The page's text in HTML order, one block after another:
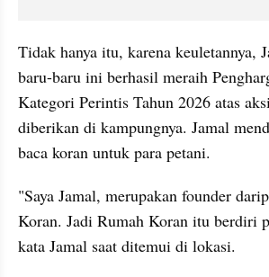
Tidak hanya itu, karena keuletannya,
baru-baru ini berhasil meraih
Kategori Perintis Tahun 2026 atas
diberikan di kampungnya. Jamal
baca koran untuk para petani.
"Saya Jamal, merupakan founder
Koran. Jadi Rumah Koran itu berdiri
kata Jamal saat ditemui di lokasi.